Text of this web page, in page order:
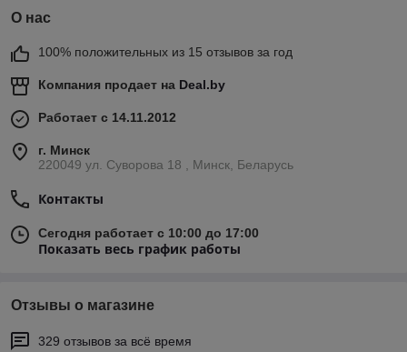
О нас
100% положительных из 15 отзывов за год
Компания продает на Deal.by
Работает с 14.11.2012
г. Минск
220049 ул. Суворова 18 , Минск, Беларусь
Контакты
Сегодня работает с 10:00 до 17:00
Показать весь график работы
Отзывы о магазине
329 отзывов за всё время